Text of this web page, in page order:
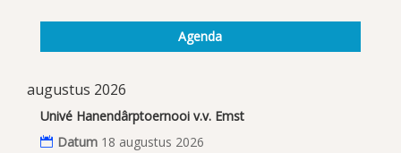
Agenda
augustus 2026
Univé Hanendârptoernooi v.v. Emst
Datum 18 augustus 2026